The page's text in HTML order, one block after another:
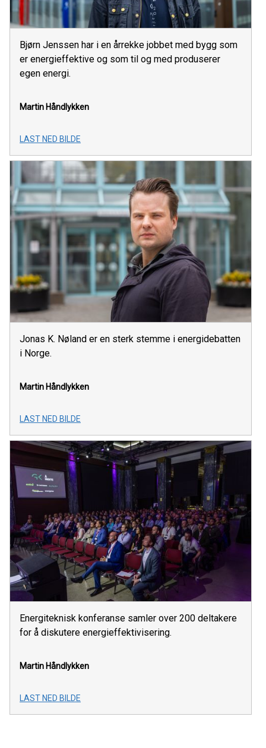
Bjørn Jenssen har i en årrekke jobbet med bygg som
er energieffektive og som til og med produserer
egen energi.
Martin Håndlykken
LAST NED BILDE
Jonas K. Nøland er en sterk stemme i energidebatten
i Norge.
Martin Håndlykken
LAST NED BILDE
Energiteknisk konferanse samler over 200 deltakere
for å diskutere energieffektivisering.
Martin Håndlykken
LAST NED BILDE